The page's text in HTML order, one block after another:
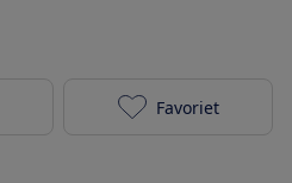
Ferroli
Favoriet